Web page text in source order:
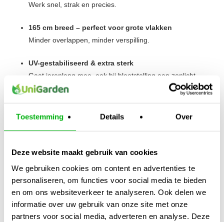
Toestemming Details Over
Deze website maakt gebruik van cookies
We gebruiken cookies om content en advertenties te
personaliseren, om functies voor social media te bieden
en om ons websiteverkeer te analyseren. Ook delen we
informatie over uw gebruik van onze site met onze
partners voor social media, adverteren en analyse. Deze
Werk snel, strak en precies.
165 cm breed – perfect voor grote vlakken
Minder overlappen, minder verspilling.
UV-gestabiliseerd & extra sterk
Gaat jarenlang mee, ook bij blootstelling aan zonlicht.
Let op! dit product per rol kan alleen w0rden opgehaald
Kijk ook naar:https://unigarden.nl/product/aquaking-vijverfolie/
Extra productinformatie
Gewicht
N/B